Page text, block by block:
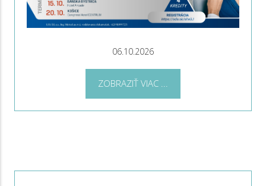
06.10.2026
ZOBRAZIŤ VIAC ...